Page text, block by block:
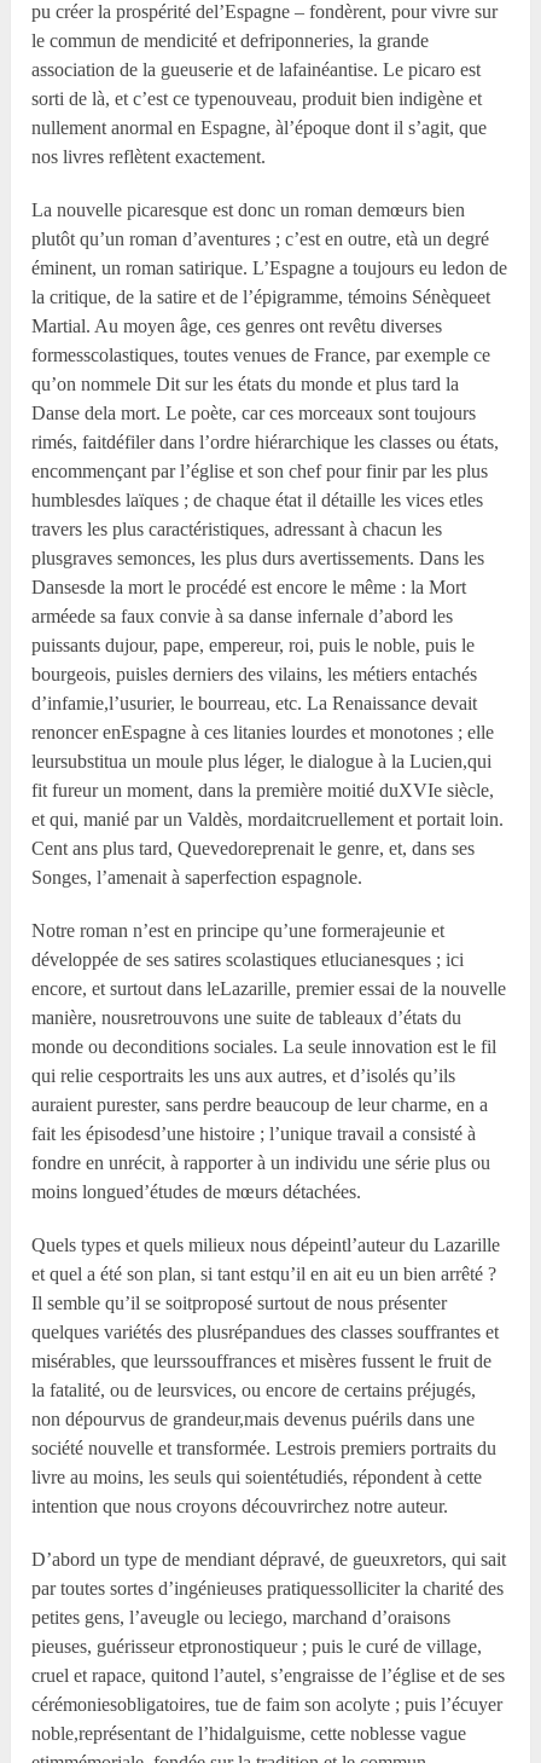
pu créer la prospérité del’Espagne – fondèrent, pour vivre sur
le commun de mendicité et defriponneries, la grande
association de la gueuserie et de lafainéantise. Le picaro est
sorti de là, et c’est ce typenouveau, produit bien indigène et
nullement anormal en Espagne, àl’époque dont il s’agit, que
nos livres reflètent exactement.
La nouvelle picaresque est donc un roman demœurs bien
plutôt qu’un roman d’aventures ; c’est en outre, età un degré
éminent, un roman satirique. L’Espagne a toujours eu ledon de
la critique, de la satire et de l’épigramme, témoins Sénèqueet
Martial. Au moyen âge, ces genres ont revêtu diverses
formesscolastiques, toutes venues de France, par exemple ce
qu’on nommele Dit sur les états du monde et plus tard la
Danse dela mort. Le poète, car ces morceaux sont toujours
rimés, faitdéfiler dans l’ordre hiérarchique les classes ou états,
encommençant par l’église et son chef pour finir par les plus
humblesdes laïques ; de chaque état il détaille les vices etles
travers les plus caractéristiques, adressant à chacun les
plusgraves semonces, les plus durs avertissements. Dans les
Dansesde la mort le procédé est encore le même : la Mort
arméede sa faux convie à sa danse infernale d’abord les
puissants dujour, pape, empereur, roi, puis le noble, puis le
bourgeois, puisles derniers des vilains, les métiers entachés
d’infamie,l’usurier, le bourreau, etc. La Renaissance devait
renoncer enEspagne à ces litanies lourdes et monotones ; elle
leursubstitua un moule plus léger, le dialogue à la Lucien,qui
fit fureur un moment, dans la première moitié duXVIe siècle,
et qui, manié par un Valdès, mordaitcruellement et portait loin.
Cent ans plus tard, Quevedoreprenait le genre, et, dans ses
Songes, l’amenait à saperfection espagnole.
Notre roman n’est en principe qu’une formerajeunie et
développée de ses satires scolastiques etlucianesques ; ici
encore, et surtout dans leLazarille, premier essai de la nouvelle
manière, nousretrouvons une suite de tableaux d’états du
monde ou deconditions sociales. La seule innovation est le fil
qui relie cesportraits les uns aux autres, et d’isolés qu’ils
auraient purester, sans perdre beaucoup de leur charme, en a
fait les épisodesd’une histoire ; l’unique travail a consisté à
fondre en unrécit, à rapporter à un individu une série plus ou
moins longued’études de mœurs détachées.
Quels types et quels milieux nous dépeintl’auteur du Lazarille
et quel a été son plan, si tant estqu’il en ait eu un bien arrêté ?
Il semble qu’il se soitproposé surtout de nous présenter
quelques variétés des plusrépandues des classes souffrantes et
misérables, que leurssouffrances et misères fussent le fruit de
la fatalité, ou de leursvices, ou encore de certains préjugés,
non dépourvus de grandeur,mais devenus puérils dans une
société nouvelle et transformée. Lestrois premiers portraits du
livre au moins, les seuls qui soientétudiés, répondent à cette
intention que nous croyons découvrirchez notre auteur.
D’abord un type de mendiant dépravé, de gueuxretors, qui sait
par toutes sortes d’ingénieuses pratiquessolliciter la charité des
petites gens, l’aveugle ou leciego, marchand d’oraisons
pieuses, guérisseur etpronostiqueur ; puis le curé de village,
cruel et rapace, quitond l’autel, s’engraisse de l’église et de ses
cérémoniesobligatoires, tue de faim son acolyte ; puis l’écuyer
noble,représentant de l’hidalguisme, cette noblesse vague